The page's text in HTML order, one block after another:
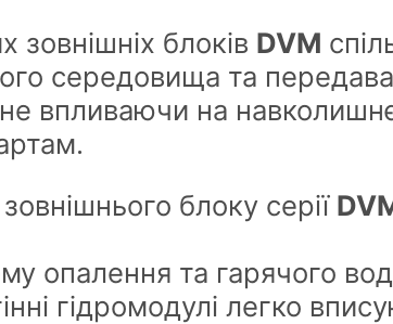
зовнішніх блоків DVM
середовища та
впливаючи на
блоку серії
опалення та гарячого
гідромодулі легко